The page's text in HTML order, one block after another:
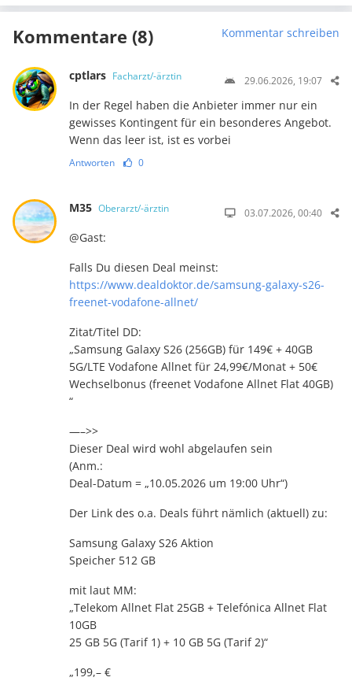
Kommentare (8) Kommentar schreiben
cptlars Facharzt/-ärztin 29.06.2026, 19:07
In der Regel haben die Anbieter immer nur ein
gewisses Kontingent für ein besonderes Angebot.
Wenn das leer ist, ist es vorbei
Antworten 0
M35 Oberarzt/-ärztin 03.07.2026, 00:40
@Gast:
Falls Du diesen Deal meinst:
https://www.dealdoktor.de/samsung-galaxy-s26-
freenet-vodafone-allnet/
Zitat/Titel DD:
„Samsung Galaxy S26 (256GB) für 149€ + 40GB
5G/LTE Vodafone Allnet für 24,99€/Monat + 50€
Wechselbonus (freenet Vodafone Allnet Flat 40GB)
“
—–>>
Dieser Deal wird wohl abgelaufen sein
(Anm.:
Deal-Datum = „10.05.2026 um 19:00 Uhr“)
Der Link des o.a. Deals führt nämlich (aktuell) zu:
Samsung Galaxy S26 Aktion
Speicher 512 GB
mit laut MM:
„Telekom Allnet Flat 25GB + Telefónica Allnet Flat
10GB
25 GB 5G (Tarif 1) + 10 GB 5G (Tarif 2)“
„199,– €